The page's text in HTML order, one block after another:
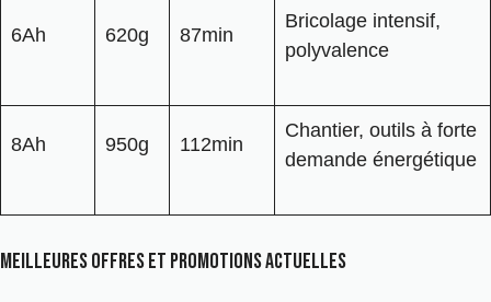
6Ah 620g 87min
Bricolage intensif,
polyvalence
8Ah 950g 112min
Chantier, outils à forte
demande énergétique
Meilleures offres et promotions actuelles